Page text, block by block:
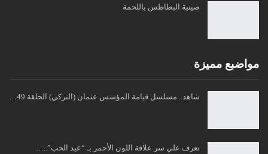
صينية البطاطس باللحمة
مواضبع مميزة
شاهد.. مسلسل قيامة المؤسس عثمان (التركي) الحلقة 49…
تعرف علي سر علاقة اللون الأحمر بـ “عيد الحب”..…